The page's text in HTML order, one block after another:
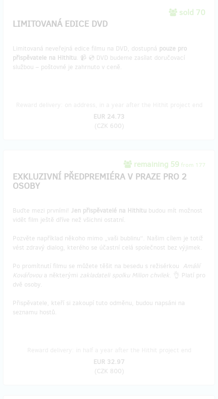
sold 70
LIMITOVANÁ EDICE DVD
Limitovaná neveřejná edice filmu na DVD, dostupná pouze pro
přispěvatele na Hithitu. 📹 💿 DVD budeme zasílat doručovací
službou – poštovné je zahrnuto v ceně.
EUR 24.73
(CZK 600)
remaining 59 from 177
EXKLUZIVNÍ PŘEDPREMIÉRA V PRAZE PRO 2
OSOBY
Buďte mezi prvními! Jen přispěvatelé na Hithitu budou mít možnost
vidět film ještě dříve než všichni ostatní.
Pozvěte například někoho mimo „vaši bublinu“. Našim cílem je totiž
vést zdravý dialog, kterého se účastní celá společnost bez výjimek.
Po promítnutí filmu se můžete těšit na besedu s režisérkou Amálií
Kovářovou a některými zakladateli spolku Milion chvilek. 👌 Platí pro
dvě osoby.
Přispěvatele, kteří si zakoupí tuto odměnu, budou napsáni na
seznamu hostů.
EUR 32.97
(CZK 800)